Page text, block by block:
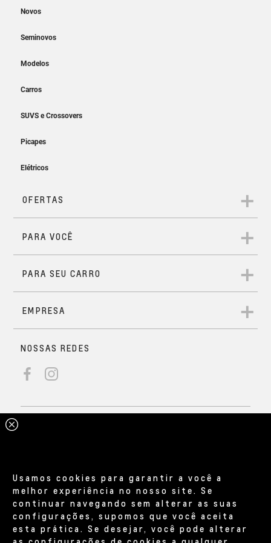
Usamos cookies para garantir a você a
melhor experiência no nosso site. Se
continuar navegando sem alterar as suas
configurações, supomos que você aceita
esta prática. Se desejar, você pode alterar